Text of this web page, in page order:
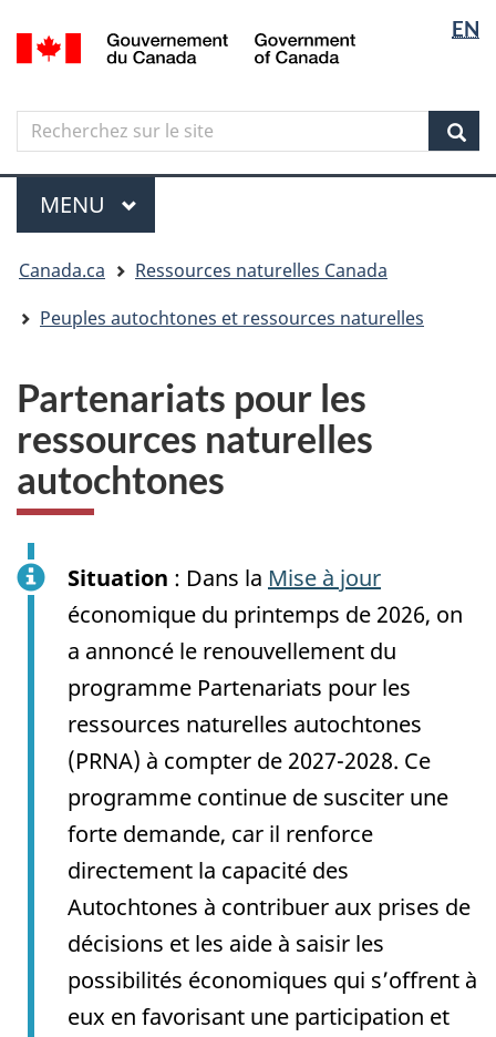
Aller
au
principal
Skip
to
government"
Passer
à
version
simplifiée
langue
EN
Canada
Search
Recherchez
sur
le
site
Menu
MENU PRINCIPAL
êtes
ici
Canada.ca
Ressources naturelles Canada
Peuples autochtones et ressources naturelles
Partenariats pour les
ressources naturelles
autochtones
Situation : Dans la Mise à jour
économique du printemps de 2026, on
a annoncé le renouvellement du
programme Partenariats pour les
ressources naturelles autochtones
(PRNA) à compter de 2027-2028. Ce
programme continue de susciter une
forte demande, car il renforce
directement la capacité des
Autochtones à contribuer aux prises de
décisions et les aide à saisir les
possibilités économiques qui s’offrent à
eux en favorisant une participation et